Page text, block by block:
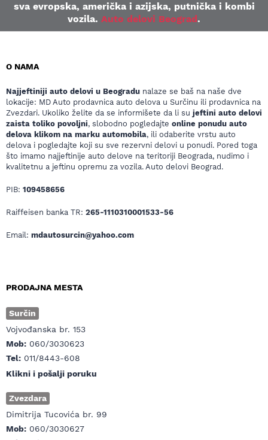
sva evropska, američka i azijska, putnička i kombi
vozila. Auto delovi Beograd.
O NAMA
Najjeftiniji auto delovi u Beogradu nalaze se baš na naše dve
lokacije: MD Auto prodavnica auto delova u Surčinu ili prodavnica na
Zvezdari. Ukoliko želite da se informišete da li su jeftini auto delovi
zaista toliko povoljni, slobodno pogledajte online ponudu auto
delova klikom na marku automobila, ili odaberite vrstu auto
delova i pogledajte koji su sve rezervni delovi u ponudi. Pored toga
što imamo najjeftinije auto delove na teritoriji Beograda, nudimo i
kvalitetnu a jeftinu opremu za vozila. Auto delovi Beograd.
PIB: 109458656
Raiffeisen banka TR: 265-1110310001533-56
Email: mdautosurcin@yahoo.com
PRODAJNA MESTA
Surčin
Vojvođanska br. 153
Mob: 060/3030623
Tel: 011/8443-608
Klikni i pošalji poruku
Zvezdara
Dimitrija Tucovića br. 99
Mob: 060/3030627